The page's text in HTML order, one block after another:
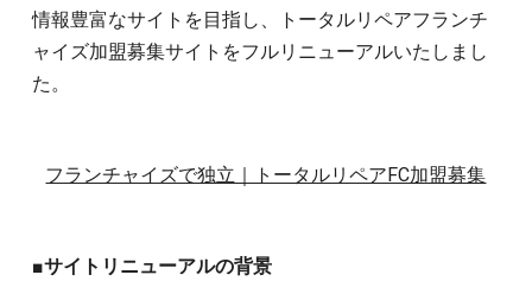
情報豊富なサイトを目指し、トータルリペアフランチ
ャイズ加盟募集サイトをフルリニューアルいたしまし
た。
フランチャイズで独立｜トータルリペアFC加盟募集
■サイトリニューアルの背景